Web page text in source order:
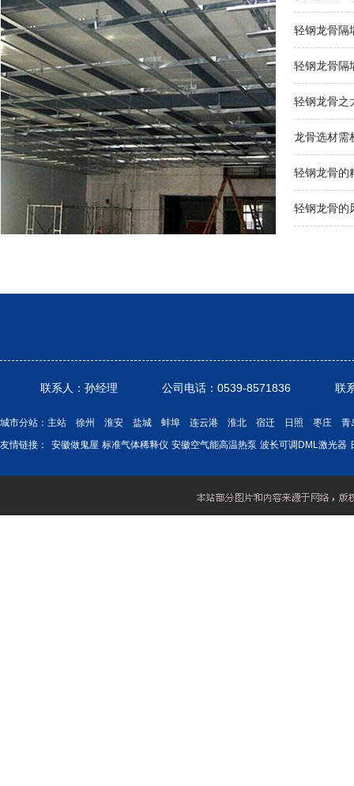
轻钢龙骨隔
轻钢龙骨隔
轻钢龙骨之
龙骨选材需
轻钢龙骨的
轻钢龙骨的
联系人：孙经理 公司电话：0539-8571836 联系电话
城市分站： 主站 徐州 淮安 盐城 蚌埠 连云港 淮北 宿迁 日照 枣庄
青
友情链接：
安徽做鬼屋 标准气体稀释仪 安徽空气能高温热泵 波长可调DML激光器